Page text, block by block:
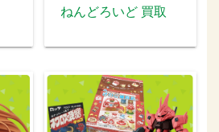
ねんどろいど 買取